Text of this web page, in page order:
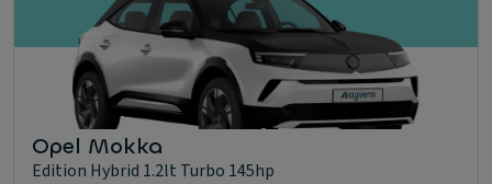
Opel Mokka
Edition Hybrid 1.2lt Turbo 145hp